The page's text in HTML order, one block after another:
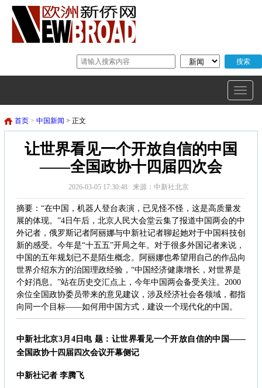
首页 > 中国新闻 > 正文
让世界看见一个开放自信的中国
——全国政协十四届四次会
2026-03-05 17:30:48 来源：中新社北京
摘要：“在中国，机器人登台表演，已见怪不怪，这是高质量发
展的体现。”4日午后，北京人民大会堂云集了报道中国两会的中
外记者，俄罗斯记者阿丽娜与中新社记者聊起她对于中国科技创
新的感受。今年是“十五五”开局之年。对于很多外国记者来说，
中国的五年规划已不是陌生概念。阿丽娜也希望用自己的作品向
世界介绍东方的治国理政经验，“中国经济健康增长，对世界是
个好消息。”站在历史交汇点上，今年中国两会备受关注。2000
余位全国政协委员带来的意见建议，涉及经济社会各领域，都指
向同一个目标——如何用中国方式，建设一个现代化的中国。
中新社北京3月4日电 题：让世界看见一个开放自信的中国——
全国政协十四届四次会议开幕侧记
中新社记者 李腾飞